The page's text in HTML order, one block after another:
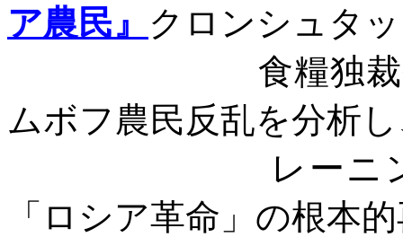
ア農民』 クロンシュタ
食糧独
ムボフ農民反乱を分析
レーニ
「ロシア革命」の根本